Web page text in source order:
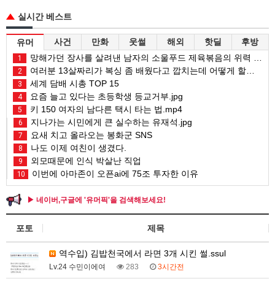
실시간 베스트
유머 사건 만화 웃썰 해외 핫딜 후방
1 망해가던 장사를 살려낸 남자의 소울푸드 제육볶음의 위력 ㅋㅋ
2 여러분 13살짜리가 복싱 좀 배웠다고 깝치는데 어떻게 할까요?
3 세계 담배 시총 TOP 15
4 요즘 늘고 있다는 초등학생 등교거부.jpg
5 키 150 여자의 남다른 택시 타는 법.mp4
6 지나가는 시민에게 큰 실수하는 유재석.jpg
7 요새 치고 올라오는 봉화군 SNS
8 나도 이제 여친이 생겼다.
9 외모때문에 인식 박살난 직업
10 이번에 아마존이 오픈ai에 75조 투자한 이유
▶ 네이버,구글에 '유머픽'을 검색해보세요!
포토 제목
역수입) 김밥천국에서 라면 3개 시킨 썰.ssul
Lv.24 수민이에여 283 3시간전